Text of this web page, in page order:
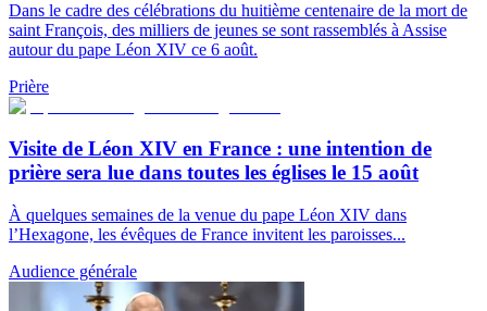
Dans le cadre des célébrations du huitième centenaire de la mort de
saint François, des milliers de jeunes se sont rassemblés à Assise
autour du pape Léon XIV ce 6 août.
Prière
Visite de Léon XIV en France : une intention de
prière sera lue dans toutes les églises le 15 août
À quelques semaines de la venue du pape Léon XIV dans
l’Hexagone, les évêques de France invitent les paroisses...
Audience générale